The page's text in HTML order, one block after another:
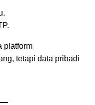
platform
tetapi data pribadi